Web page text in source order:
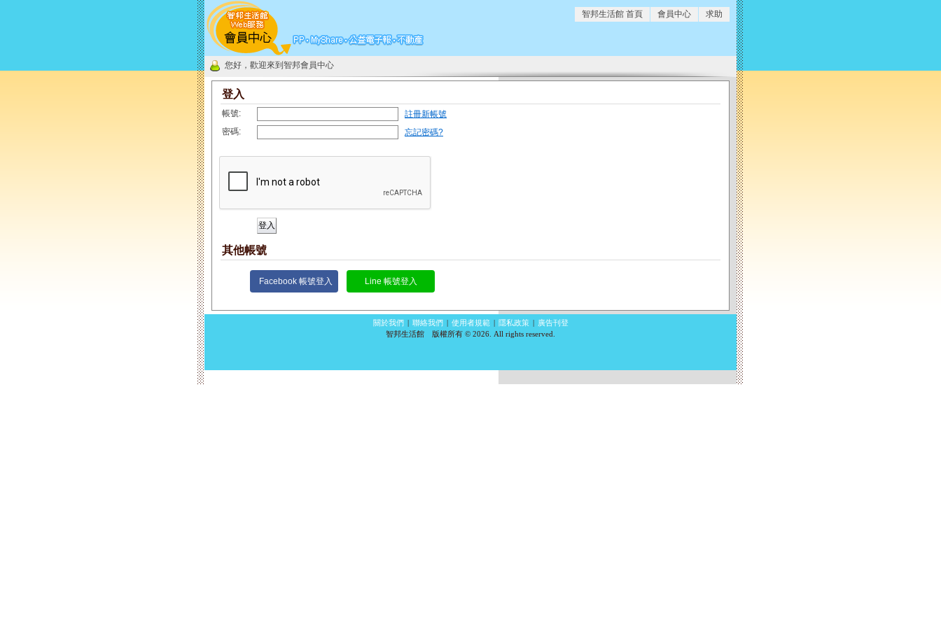
求助
會員中心
智邦生活館 首頁
您好，歡迎來到智邦會員中心
登入
帳號:
註冊新帳號
密碼:
忘記密碼?
其他帳號
Facebook 帳號登入 Line 帳號登入
關於我們 | 聯絡我們 | 使用者規範 | 隱私政策 | 廣告刊登
智邦生活館 版權所有 © 2026. All rights reserved.